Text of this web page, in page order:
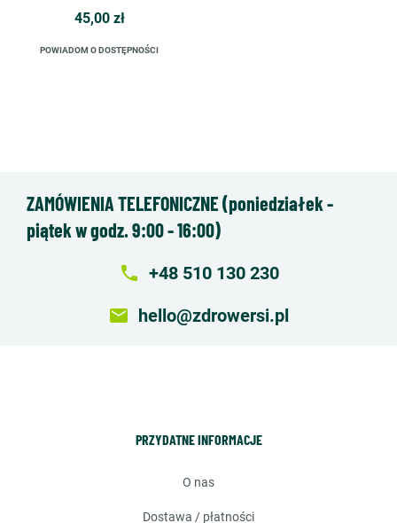
45,00 zł
POWIADOM O DOSTĘPNOŚCI
ZAMÓWIENIA TELEFONICZNE (poniedziałek -
piątek w godz. 9:00 - 16:00)
local_phone +48 510 130 230
email hello@zdrowersi.pl
PRZYDATNE INFORMACJE
o nas
dostawa / płatności